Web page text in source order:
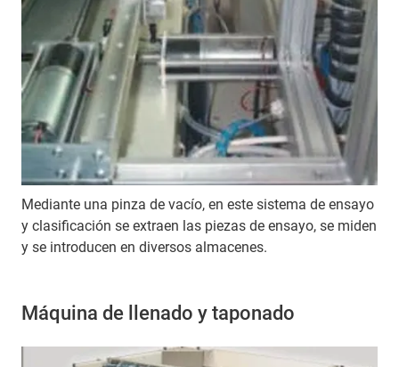
Mediante una pinza de vacío, en este sistema de ensayo
y clasificación se extraen las piezas de ensayo, se miden
y se introducen en diversos almacenes.
Máquina de llenado y taponado